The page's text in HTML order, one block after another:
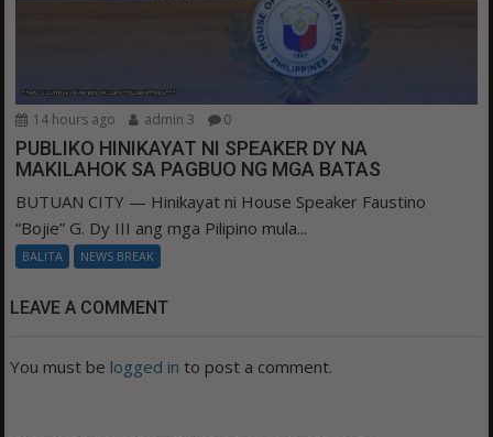
14 hours ago admin 3 0
PUBLIKO HINIKAYAT NI SPEAKER DY NA
MAKILAHOK SA PAGBUO NG MGA BATAS
BUTUAN CITY — Hinikayat ni House Speaker Faustino
“Bojie” G. Dy III ang mga Pilipino mula...
BALITA NEWS BREAK
LEAVE A COMMENT
You must be logged in to post a comment.